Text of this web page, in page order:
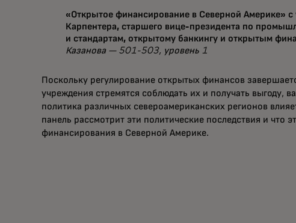
«Открытое финансирование в Северной Америке» с
Карпентера, старшего вице-президента по
и стандартам, открытому банкингу и открытым
Казанова — 501-503, уровень 1
Поскольку регулирование открытых финансов
учреждения стремятся соблюдать их и получать выгоду,
политика различных североамериканских регионов
панель рассмотрит эти политические последствия и что
финансирования в Северной Америке.